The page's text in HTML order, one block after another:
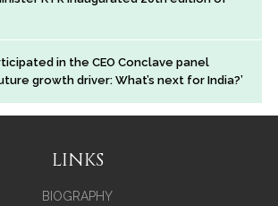
in the CEO Conclave panel
growth driver: What’s next for India?’
LINKS
BIOGRAPHY